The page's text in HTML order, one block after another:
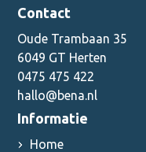
Contact
Oude Trambaan 35
6049 GT Herten
0475 475 422
hallo@bena.nl
Informatie
Home